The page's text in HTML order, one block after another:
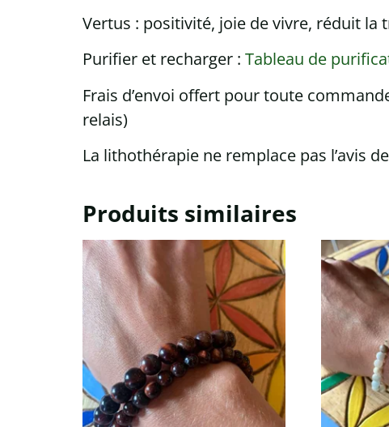
Vertus : positivité, joie de vivre, réduit la
Purifier et recharger : Tableau de
Frais d’envoi offert pour toute
relais)
La lithothérapie ne remplace pas l’avis
Produits similaires